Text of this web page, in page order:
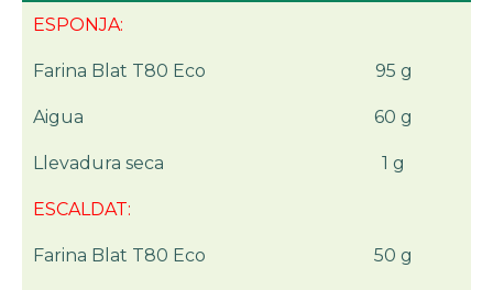
ESPONJA:
Farina Blat T80 Eco 95 g
Aigua 60 g
Llevadura seca 1 g
ESCALDAT:
Farina Blat T80 Eco 50 g